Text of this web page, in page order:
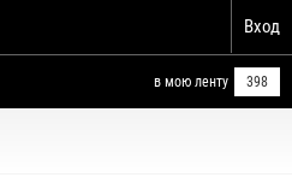
Вход
в мою ленту 398